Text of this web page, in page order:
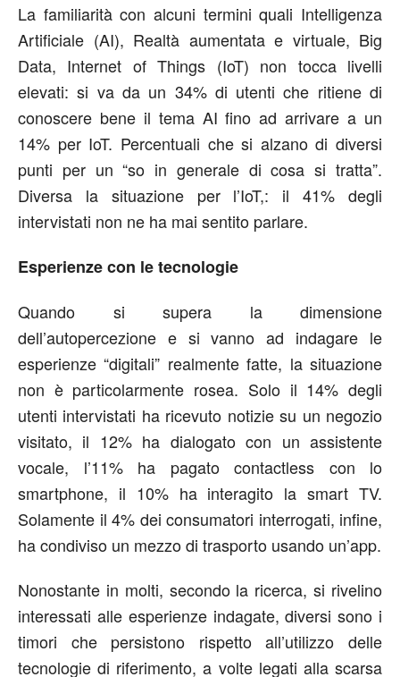
La familiarità con alcuni termini quali Intelligenza
Artificiale (AI), Realtà aumentata e virtuale, Big
Data, Internet of Things (IoT) non tocca livelli
elevati: si va da un 34% di utenti che ritiene di
conoscere bene il tema AI fino ad arrivare a un
14% per IoT. Percentuali che si alzano di diversi
punti per un “so in generale di cosa si tratta”.
Diversa la situazione per l’IoT,: il 41% degli
intervistati non ne ha mai sentito parlare.
Esperienze con le tecnologie
Quando si supera la dimensione
dell’autopercezione e si vanno ad indagare le
esperienze “digitali” realmente fatte, la situazione
non è particolarmente rosea. Solo il 14% degli
utenti intervistati ha ricevuto notizie su un negozio
visitato, il 12% ha dialogato con un assistente
vocale, l’11% ha pagato contactless con lo
smartphone, il 10% ha interagito la smart TV.
Solamente il 4% dei consumatori interrogati, infine,
ha condiviso un mezzo di trasporto usando un’app.
Nonostante in molti, secondo la ricerca, si rivelino
interessati alle esperienze indagate, diversi sono i
timori che persistono rispetto all’utilizzo delle
tecnologie di riferimento, a volte legati alla scarsa